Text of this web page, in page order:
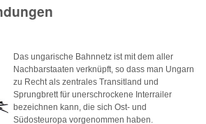
Das ungarische Bahnnetz ist mit dem aller
Nachbarstaaten verknüpft, so dass man Ungarn
zu Recht als zentrales Transitland und
Sprungbrett für unerschrockene Interrailer
bezeichnen kann, die sich Ost- und
Südosteuropa vorgenommen haben.